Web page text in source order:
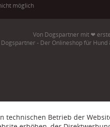
möglich
Von Dogspartner mit ❤
Dogspartner - Der Onlineshop für
technischen Betrieb der